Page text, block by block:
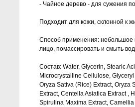
- Чайное дерево - для сужения
Подходит для кожи, склонной к
Способ применения: небольшое
лицо, помассировать и смыть
Состав: Water, Glycerin, Stearic
Microcrystalline Cellulose,
Oryza Sativa (Rice) Extract, Oryza
Extract, Centella Asiatica Extract ,
Spirulina Maxima Extract,